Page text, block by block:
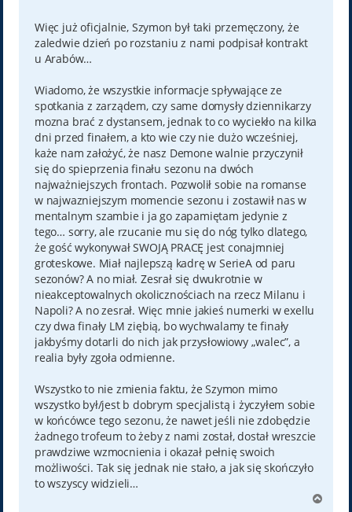
t
Więc już oficjalnie, Szymon był taki przemęczony, że
zaledwie dzień po rozstaniu z nami podpisał kontrakt
u Arabów…
Wiadomo, że wszystkie informacje spływające ze
spotkania z zarządem, czy same domysły dziennikarzy
mozna brać z dystansem, jednak to co wyciekło na kilka
dni przed finałem, a kto wie czy nie dużo wcześniej,
każe nam założyć, że nasz Demone walnie przyczynił
się do spieprzenia finału sezonu na dwóch
najważniejszych frontach. Pozwolił sobie na romanse
w najwazniejszym momencie sezonu i zostawił nas w
mentalnym szambie i ja go zapamiętam jedynie z
tego… sorry, ale rzucanie mu się do nóg tylko dlatego,
że gość wykonywał SWOJĄ PRACĘ jest conajmniej
groteskowe. Miał najlepszą kadrę w SerieA od paru
sezonów? A no miał. Zesrał się dwukrotnie w
nieakceptowalnych okolicznościach na rzecz Milanu i
Napoli? A no zesrał. Więc mnie jakieś numerki w exellu
czy dwa finały LM ziębią, bo wychwalamy te finały
jakbyśmy dotarli do nich jak przysłowiowy „walec”, a
realia były zgoła odmienne.
Wszystko to nie zmienia faktu, że Szymon mimo
wszystko był/jest b dobrym specjalistą i życzyłem sobie
w końcówce tego sezonu, że nawet jeśli nie zdobędzie
żadnego trofeum to żeby z nami został, dostał wreszcie
prawdziwe wzmocnienia i okazał pełnię swoich
możliwości. Tak się jednak nie stało, a jak się skończyło
to wszyscy widzieli…